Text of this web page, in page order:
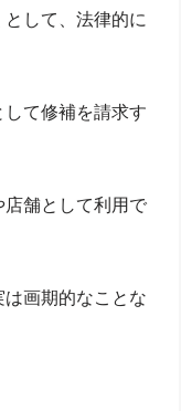
して、法律的に
て修補を請求す
舗として利用で
画期的なことな